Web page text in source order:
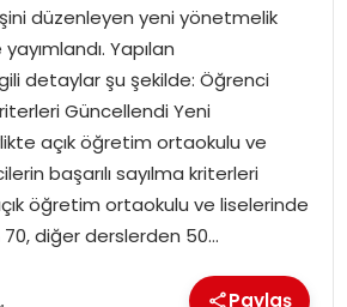
düzenleyen yeni yönetmelik
Yapılan
detaylar şu şekilde: Öğrenci
Güncellendi Yeni
açık öğretim ortaokulu ve
başarılı sayılma kriterleri
öğretim ortaokulu ve liselerinde
diğer derslerden 50…
Paylaş